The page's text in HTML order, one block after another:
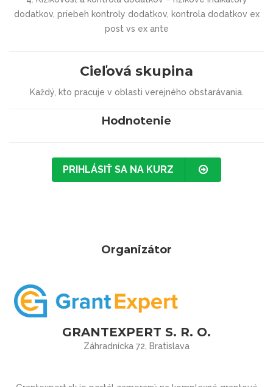
dodatkov, priebeh kontroly dodatkov, kontrola dodatkov ex
post vs ex ante
Cieľová skupina
Každý, kto pracuje v oblasti verejného obstarávania.
Hodnotenie
PRIHLÁSIŤ SA NA KURZ
Organizátor
GRANTEXPERT S. R. O.
Záhradnícka 72, Bratislava